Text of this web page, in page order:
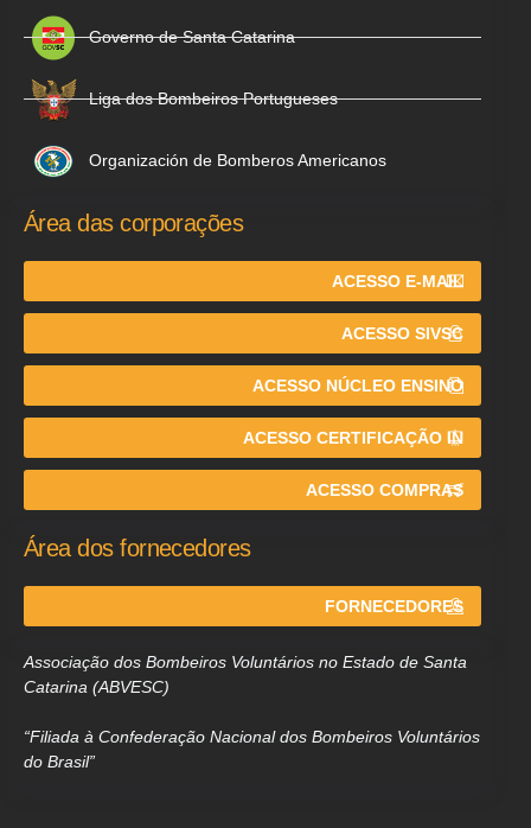
Governo de Santa Catarina
Liga dos Bombeiros Portugueses
Organización de Bomberos Americanos
Área das corporações
ACESSO E-MAIL
ACESSO SIVSC
ACESSO NÚCLEO ENSINO
ACESSO CERTIFICAÇÃO IN
ACESSO COMPRAS
Área dos fornecedores
FORNECEDORES
Associação dos Bombeiros Voluntários no Estado de Santa
Catarina (ABVESC)
“Filiada à Confederação Nacional dos Bombeiros Voluntários
do Brasil”